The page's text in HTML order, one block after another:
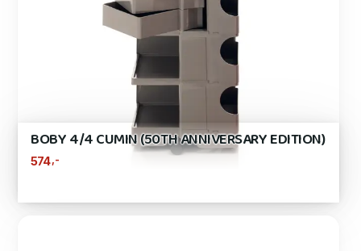
BOBY 4/4 CUMIN (50TH ANNIVERSARY EDITION)
574,-